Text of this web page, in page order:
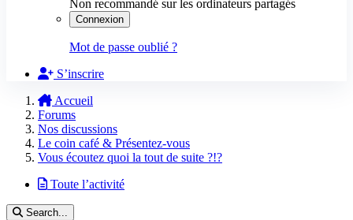
Non recommandé sur les ordinateurs partagés
Connexion
Mot de passe oublié ?
S’inscrire
Accueil
Forums
Nos discussions
Le coin café & Présentez-vous
Vous écoutez quoi la tout de suite ?!?
Toute l’activité
Search...